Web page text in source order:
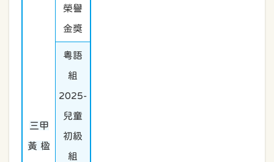
三甲
黃 楹
榮譽
金獎
粵語
組
2025-
兒童
初級
組